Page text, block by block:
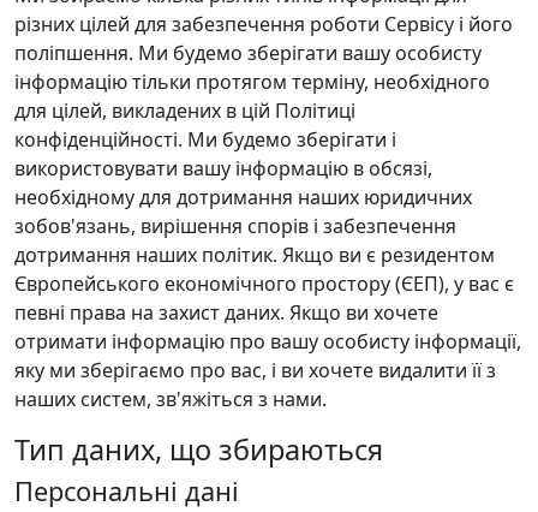
різних цілей для забезпечення роботи Сервісу і його
поліпшення. Ми будемо зберігати вашу особисту
інформацію тільки протягом терміну, необхідного
для цілей, викладених в цій Політиці
конфіденційності. Ми будемо зберігати і
використовувати вашу інформацію в обсязі,
необхідному для дотримання наших юридичних
зобов'язань, вирішення спорів і забезпечення
дотримання наших політик. Якщо ви є резидентом
Європейського економічного простору (ЄЕП), у вас є
певні права на захист даних. Якщо ви хочете
отримати інформацію про вашу особисту інформації,
яку ми зберігаємо про вас, і ви хочете видалити її з
наших систем, зв'яжіться з нами.
Тип даних, що збираються
Персональні дані